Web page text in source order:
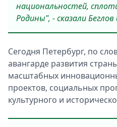
национальностей,
Родины", - сказали Беглов
Сегодня Петербург, по
авангарде развития
масштабных
проектов, социальных
культурного и